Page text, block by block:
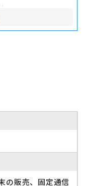
の販売、固定通信